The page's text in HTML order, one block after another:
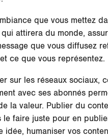
que vous mettez
attirera du monde,
que vous diffusez
ce que vous représentez.
sur les réseaux sociaux,
avec ses abonnés
la valeur. Publier du
le faire juste pour en
idée, humaniser vos